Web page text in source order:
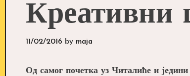
Креативни
11/02/2016 by maja
Од самог почетка уз Читалиће и